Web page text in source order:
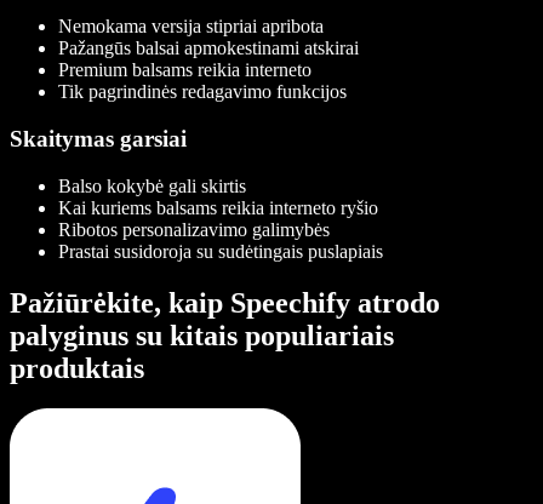
Nemokama versija stipriai apribota
Pažangūs balsai apmokestinami atskirai
Premium balsams reikia interneto
Tik pagrindinės redagavimo funkcijos
Skaitymas garsiai
Balso kokybė gali skirtis
Kai kuriems balsams reikia interneto ryšio
Ribotos personalizavimo galimybės
Prastai susidoroja su sudėtingais puslapiais
Pažiūrėkite, kaip Speechify atrodo
palyginus su kitais populiariais
produktais